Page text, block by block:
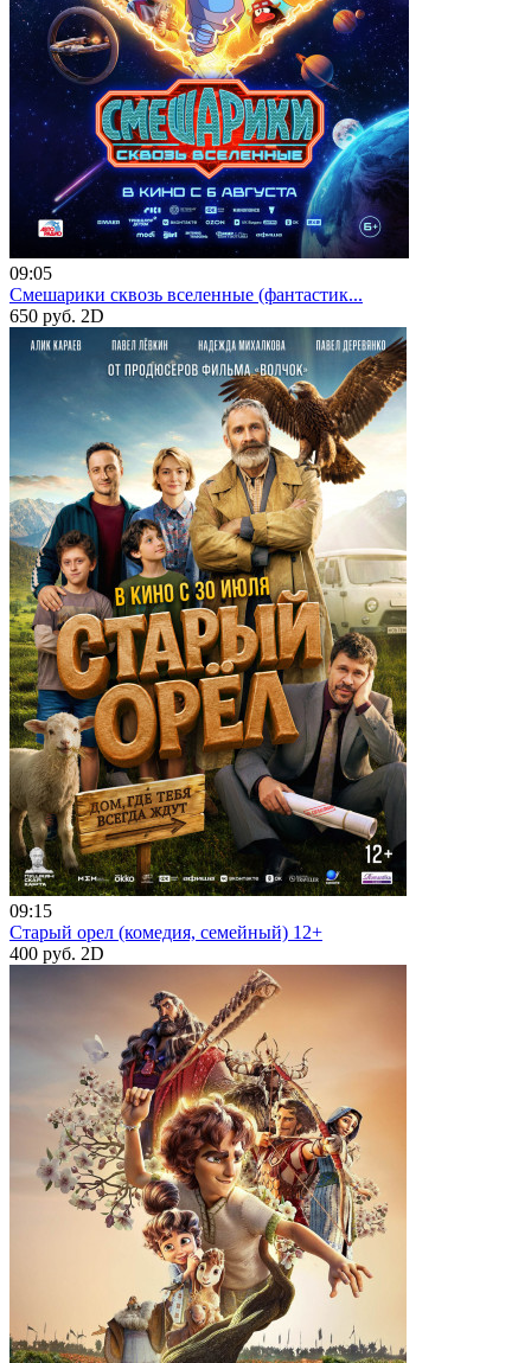
09:05
Смешарики сквозь вселенные (фантастик...
650 руб. 2D
09:15
Старый орел (комедия, семейный) 12+
400 руб. 2D